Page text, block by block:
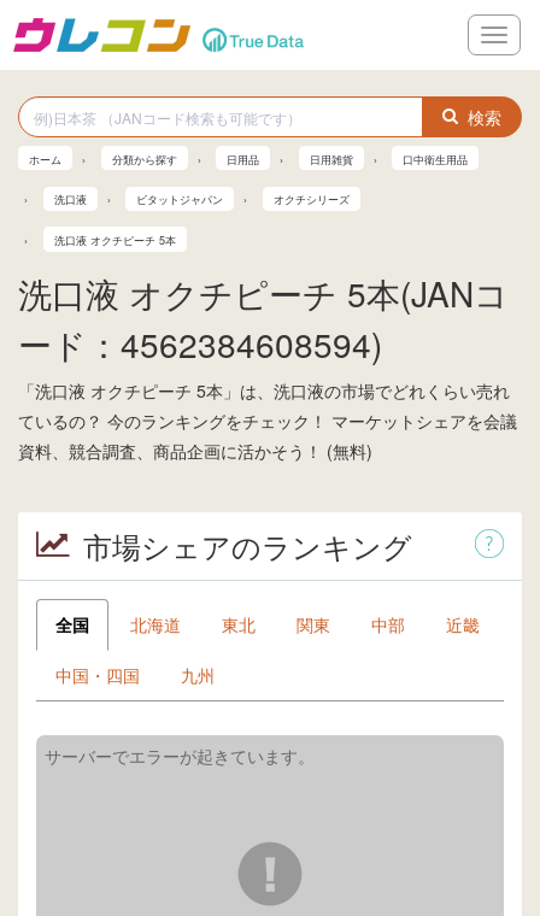
メ
ニ
ー
検索
ホーム 分類から探す 日用品 日用雑貨 口中衛生用品
洗口液 ビタットジャパン オクチシリーズ
洗口液 オクチピーチ 5本
洗口液 オクチピーチ 5本(JANコ
ード：4562384608594)
「洗口液 オクチピーチ 5本」は、洗口液の市場でどれくらい売れ
ているの？ 今のランキングをチェック！ マーケットシェアを会議
資料、競合調査、商品企画に活かそう！ (無料)
市場シェアのランキング
全国 北海道 東北 関東 中部 近畿
中国・四国 九州